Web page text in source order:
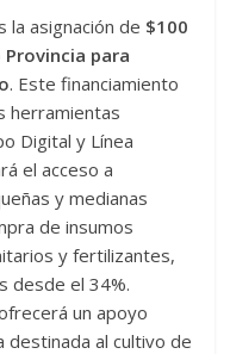
la asignación de $100
para
. Este financiamiento
herramientas
Digital y Línea
el acceso a
y medianas
de insumos
y fertilizantes,
desde el 34%.
un apoyo
destinada al cultivo de